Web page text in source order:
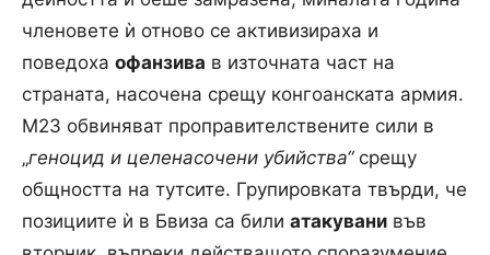
членовете ѝ отново се активизираха и
поведоха офанзива в източната част на
страната, насочена срещу конгоанската армия.
М23 обвиняват проправителствените сили в
„геноцид и целенасочени убийства“срещу
общността на тутсите. Групировката твърди, че
позициите ѝ в Бвиза са били атакувани във